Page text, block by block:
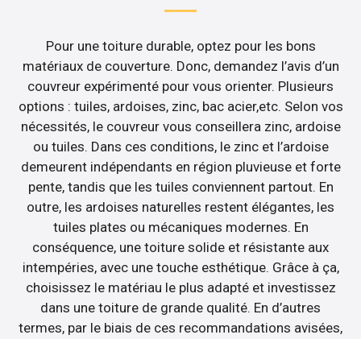
Pour une toiture durable, optez pour les bons
matériaux de couverture. Donc, demandez l’avis d’un
couvreur expérimenté pour vous orienter. Plusieurs
options : tuiles, ardoises, zinc, bac acier,etc. Selon vos
nécessités, le couvreur vous conseillera zinc, ardoise
ou tuiles. Dans ces conditions, le zinc et l’ardoise
demeurent indépendants en région pluvieuse et forte
pente, tandis que les tuiles conviennent partout. En
outre, les ardoises naturelles restent élégantes, les
tuiles plates ou mécaniques modernes. En
conséquence, une toiture solide et résistante aux
intempéries, avec une touche esthétique. Grâce à ça,
choisissez le matériau le plus adapté et investissez
dans une toiture de grande qualité. En d’autres
termes, par le biais de ces recommandations avisées,